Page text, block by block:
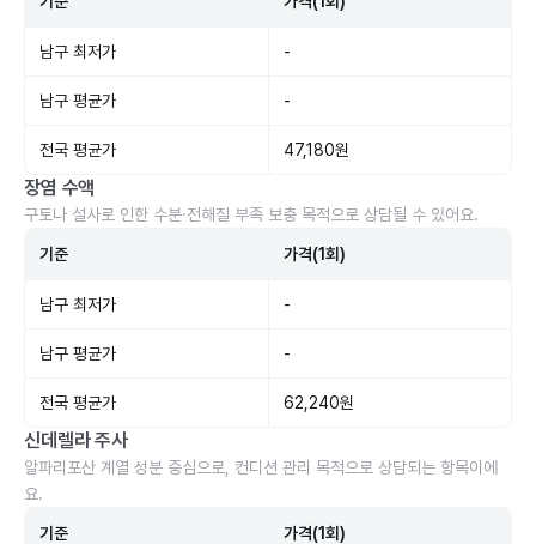
남구 최저가 -
남구 평균가 -
전국 평균가 47,180원
장염 수액
구토나 설사로 인한 수분·전해질 부족 보충 목적으로 상담될 수 있어요.
기준 가격(1회)
남구 최저가 -
남구 평균가 -
전국 평균가 62,240원
신데렐라 주사
알파리포산 계열 성분 중심으로, 컨디션 관리 목적으로 상담되는 항목이에
요.
기준 가격(1회)